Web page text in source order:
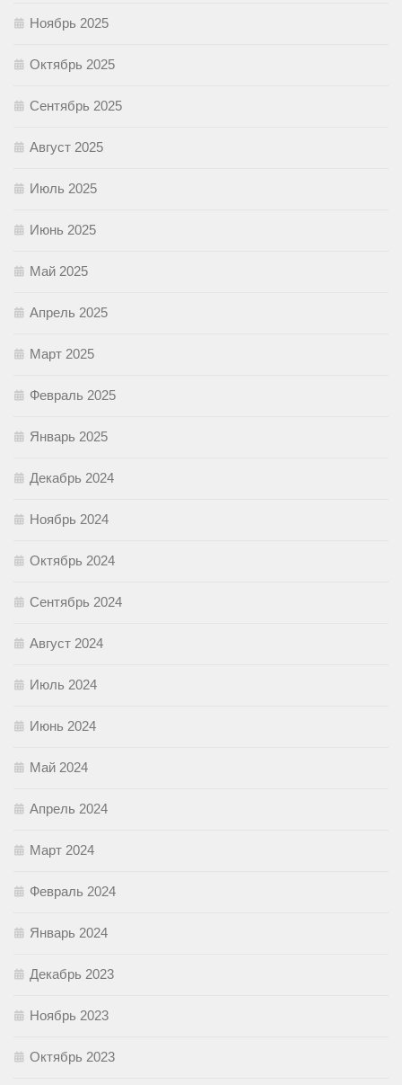
Ноябрь 2025
Октябрь 2025
Сентябрь 2025
Август 2025
Июль 2025
Июнь 2025
Май 2025
Апрель 2025
Март 2025
Февраль 2025
Январь 2025
Декабрь 2024
Ноябрь 2024
Октябрь 2024
Сентябрь 2024
Август 2024
Июль 2024
Июнь 2024
Май 2024
Апрель 2024
Март 2024
Февраль 2024
Январь 2024
Декабрь 2023
Ноябрь 2023
Октябрь 2023